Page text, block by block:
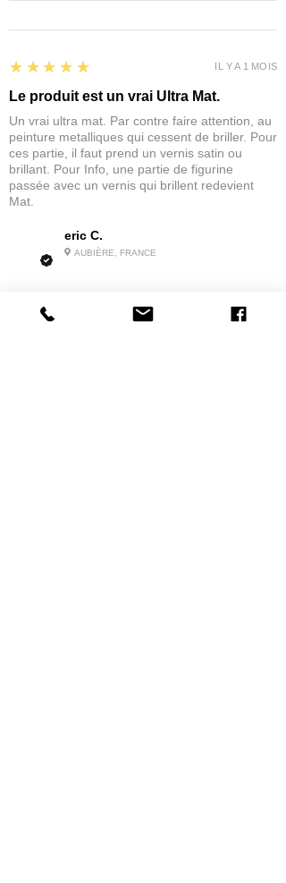
eric C.
AUBIÈRE, FRANCE
5
★★★★★
Le produit est un vrai Ultra Mat.
Un vrai ultra mat. Par contre faire attention, au
peinture metalliques qui cessent de briller. Pour
ces partie, il faut prend un vernis satin ou
brillant. Pour Info, une partie de figurine
passée avec un vernis qui brillent redevient
Mat.
IL Y A 1 MOIS